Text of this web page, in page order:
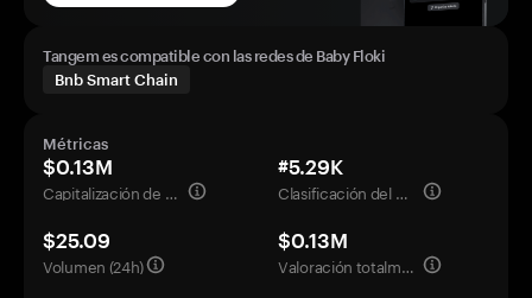
Tangem es compatible con las redes de Baby Floki
Bnb Smart Chain
Métricas
$0.13M
Capitalización de mercado
#5.29K
Clasificación del mercado
$25.09
Volumen (24h)
$0.13M
Valoración totalmente diluida